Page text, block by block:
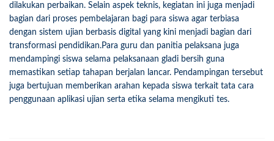
dilakukan perbaikan. Selain aspek teknis, kegiatan ini juga menjadi
bagian dari proses pembelajaran bagi para siswa agar terbiasa
dengan sistem ujian berbasis digital yang kini menjadi bagian dari
transformasi pendidikan.Para guru dan panitia pelaksana juga
mendampingi siswa selama pelaksanaan gladi bersih guna
memastikan setiap tahapan berjalan lancar. Pendampingan tersebut
juga bertujuan memberikan arahan kepada siswa terkait tata cara
penggunaan aplikasi ujian serta etika selama mengikuti tes.